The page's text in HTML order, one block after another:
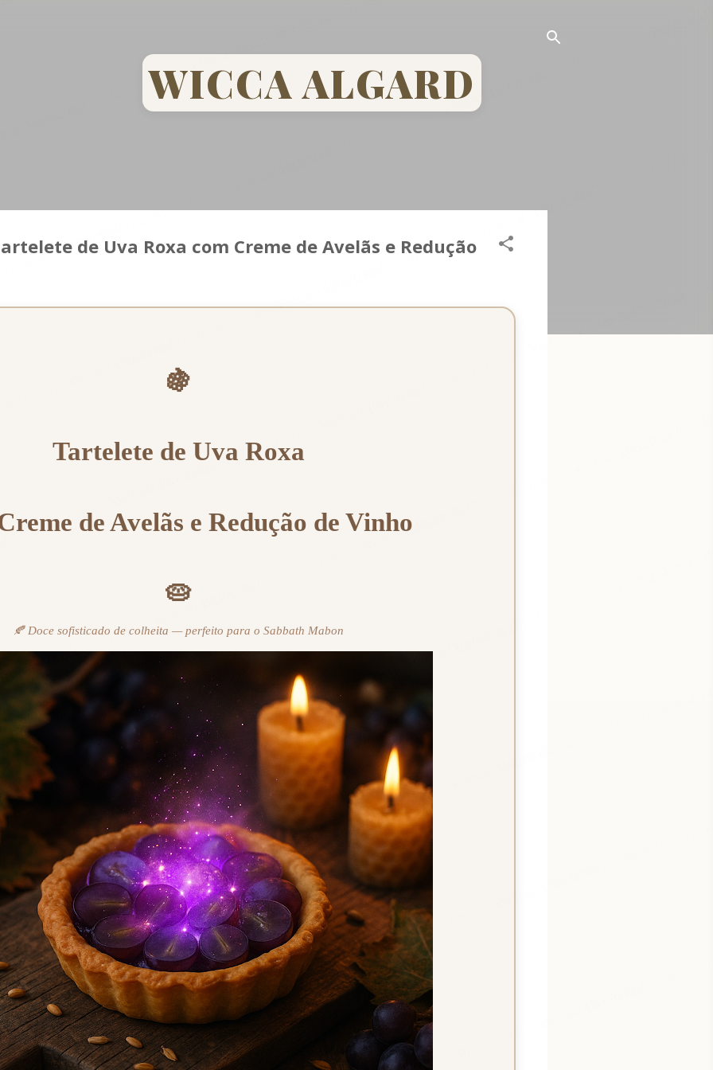
WICCA ALGARD
de Uva Roxa com Creme de Avelãs e Redução
🍇
Tartelete de Uva Roxa
de Avelãs e Redução de Vinho
🥧
🍂 Doce sofisticado de colheita — perfeito para o Sabbath Mabon